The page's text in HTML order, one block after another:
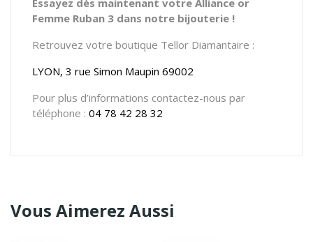
Femme Ruban 3 dans notre bijouterie !
Retrouvez votre boutique Tellor Diamantaire :
LYON, 3 rue Simon Maupin 69002
Pour plus d’informations contactez-nous par
téléphone : 04 78 42 28 32
Vous Aimerez Aussi